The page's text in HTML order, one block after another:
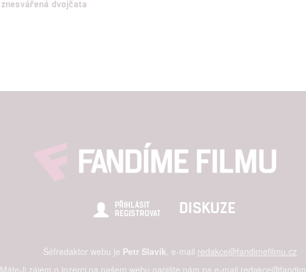
znesvářená dvojčata
PŘIHLÁSIT
REGISTROVAT
DISKUZE
Šéfredaktor webu je Petr Slavík , e-mail redakce@fandimefilmu.cz
Máte-li zájem o inzerci na našem webu napište nám na e-mail